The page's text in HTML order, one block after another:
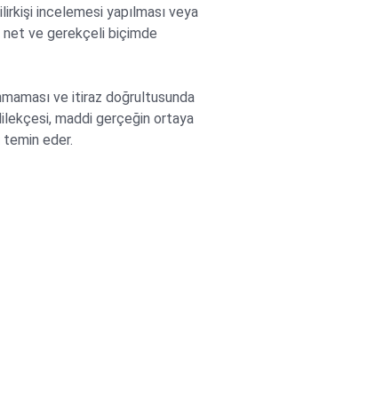
incelemesi yapılması veya
net ve gerekçeli biçimde
ve itiraz doğrultusunda
maddi gerçeğin ortaya
temin eder.